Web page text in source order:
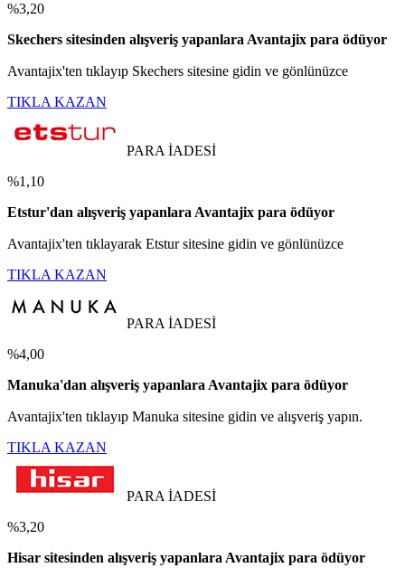
%3,20
Skechers sitesinden alışveriş yapanlara Avantajix para ödüyor
Avantajix'ten tıklayıp Skechers sitesine gidin ve gönlünüzce
TIKLA KAZAN
PARA İADESİ
%1,10
Etstur'dan alışveriş yapanlara Avantajix para ödüyor
Avantajix'ten tıklayarak Etstur sitesine gidin ve gönlünüzce
TIKLA KAZAN
PARA İADESİ
%4,00
Manuka'dan alışveriş yapanlara Avantajix para ödüyor
Avantajix'ten tıklayıp Manuka sitesine gidin ve alışveriş yapın.
TIKLA KAZAN
PARA İADESİ
%3,20
Hisar sitesinden alışveriş yapanlara Avantajix para ödüyor